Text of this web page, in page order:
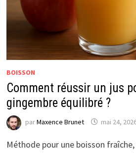
BOISSON
Comment réussir un jus
gingembre équilibré ?
parMaxence Brunet mai 24,
Méthode pour une boisson